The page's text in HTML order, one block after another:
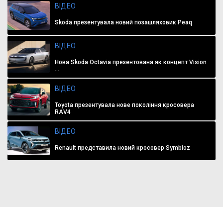
ВІДЕО
Skoda презентувала новий позашляховик Peaq
ВІДЕО
Нова Skoda Octavia презентована як концепт Vision
...
ВІДЕО
Toyota презентувала нове покоління кросовера
RAV4
ВІДЕО
Renault представила новий кросовер Symbioz